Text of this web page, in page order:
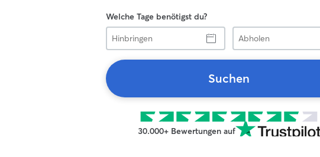
Welche Tage benötigst du?
Hinbringen
Abholen
Suchen
30.000+ Bewertungen auf